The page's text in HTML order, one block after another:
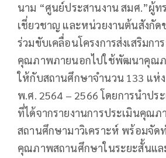
นาม “ศูนย์ประสานงาน สมศ.”ผู้
เชี่ยวชาญ และหน่วยงานต้นสังกัด
ร่วมขับเคลื่อนโครงการส่งเสริมกา
คุณภาพภายนอกไปใช้พัฒนาคุณ
ให้กับสถานศึกษาจำนวน 133 แห่
พ.ศ. 2564 – 2566 โดยการนำปร
ที่ได้จากรายงานการประเมินคุณ
สถานศึกษามาวิเคราะห์ พร้อมจั
คุณภาพสถานศึกษาในระยะสั้นแ